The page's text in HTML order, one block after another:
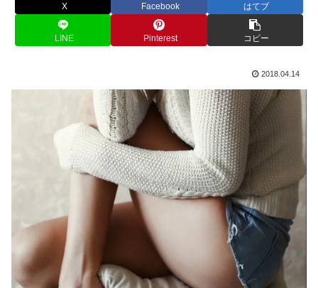
X Facebook はてブ
LINE Pinterest コピー
2018.04.14